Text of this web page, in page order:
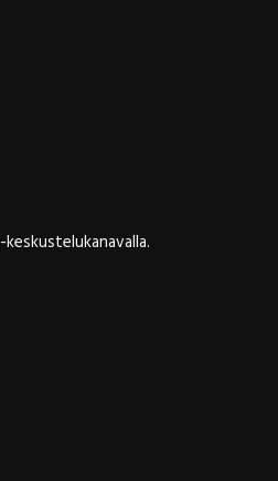
-keskustelukanavalla.